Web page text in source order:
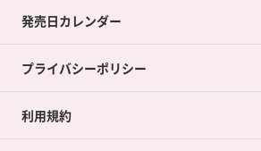
買取承諾書について
ポイント交換景品
発売日カレンダー
プライバシーポリシー
利用規約